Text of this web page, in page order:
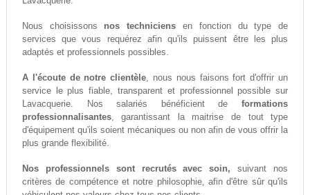
Nous choisissons nos techniciens en fonction du type de
services que vous requérez afin qu'ils puissent être les plus
adaptés et professionnels possibles.
A l'écoute de notre clientèle, nous nous faisons fort d'offrir un
service le plus fiable, transparent et professionnel possible sur
Lavacquerie. Nos salariés bénéficient deformations
professionnalisantes, garantissant la maitrise de tout type
d'équipement qu'ils soient mécaniques ou non afin de vous offrir la
plus grande flexibilité.
Nos professionnels sont recrutés avec soin, suivant nos
critères de compétence et notre philosophie, afin d'être sûr qu'ils